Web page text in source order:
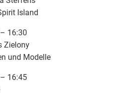
Island
16:30
Zielony
und Modelle
16:45